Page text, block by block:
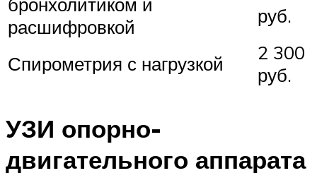
расшифровкой
руб.
Спирометрия с нагрузкой
2 300
руб.
УЗИ опорно-
двигательного аппарата